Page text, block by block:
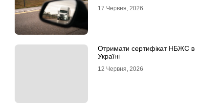
17 Червня, 2026
Отримати сертифікат НБЖС в
Україні
12 Червня, 2026